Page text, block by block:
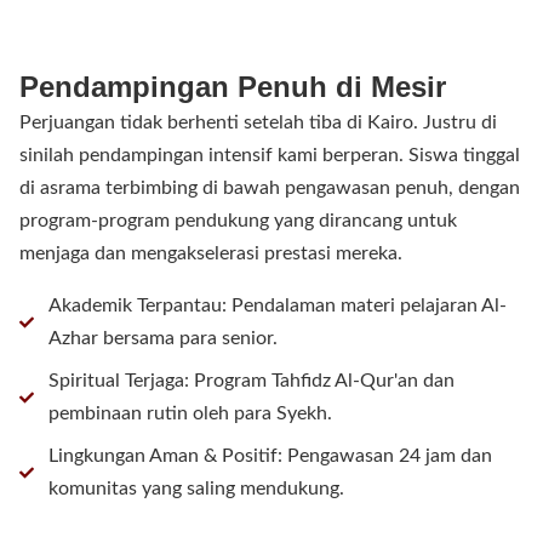
Pendampingan Penuh di Mesir
Perjuangan tidak berhenti setelah tiba di Kairo. Justru di
sinilah pendampingan intensif kami berperan. Siswa tinggal
di asrama terbimbing di bawah pengawasan penuh, dengan
program-program pendukung yang dirancang untuk
menjaga dan mengakselerasi prestasi mereka.
Akademik Terpantau: Pendalaman materi pelajaran Al-
Azhar bersama para senior.
Spiritual Terjaga: Program Tahfidz Al-Qur'an dan
pembinaan rutin oleh para Syekh.
Lingkungan Aman & Positif: Pengawasan 24 jam dan
komunitas yang saling mendukung.